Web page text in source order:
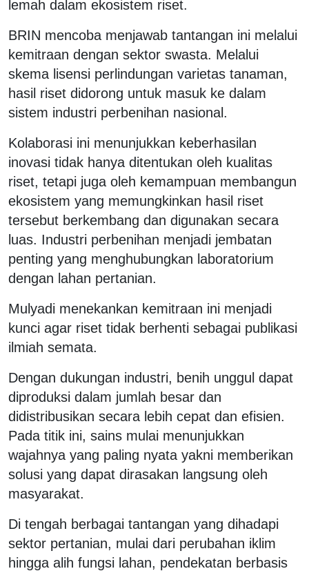
lemah dalam ekosistem riset.
BRIN mencoba menjawab tantangan ini melalui
kemitraan dengan sektor swasta. Melalui
skema lisensi perlindungan varietas tanaman,
hasil riset didorong untuk masuk ke dalam
sistem industri perbenihan nasional.
Kolaborasi ini menunjukkan keberhasilan
inovasi tidak hanya ditentukan oleh kualitas
riset, tetapi juga oleh kemampuan membangun
ekosistem yang memungkinkan hasil riset
tersebut berkembang dan digunakan secara
luas. Industri perbenihan menjadi jembatan
penting yang menghubungkan laboratorium
dengan lahan pertanian.
Mulyadi menekankan kemitraan ini menjadi
kunci agar riset tidak berhenti sebagai publikasi
ilmiah semata.
Dengan dukungan industri, benih unggul dapat
diproduksi dalam jumlah besar dan
didistribusikan secara lebih cepat dan efisien.
Pada titik ini, sains mulai menunjukkan
wajahnya yang paling nyata yakni memberikan
solusi yang dapat dirasakan langsung oleh
masyarakat.
Di tengah berbagai tantangan yang dihadapi
sektor pertanian, mulai dari perubahan iklim
hingga alih fungsi lahan, pendekatan berbasis